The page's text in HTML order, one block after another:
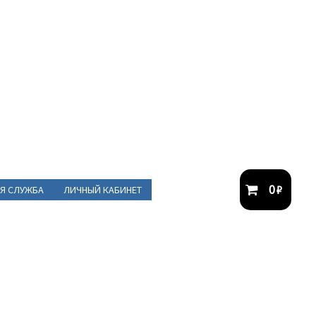
СЛУЖБА ЛИЧНЫЙ КАБИНЕТ 0₽